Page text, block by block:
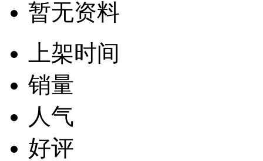
暂无资料
上架时间
销量
人气
好评